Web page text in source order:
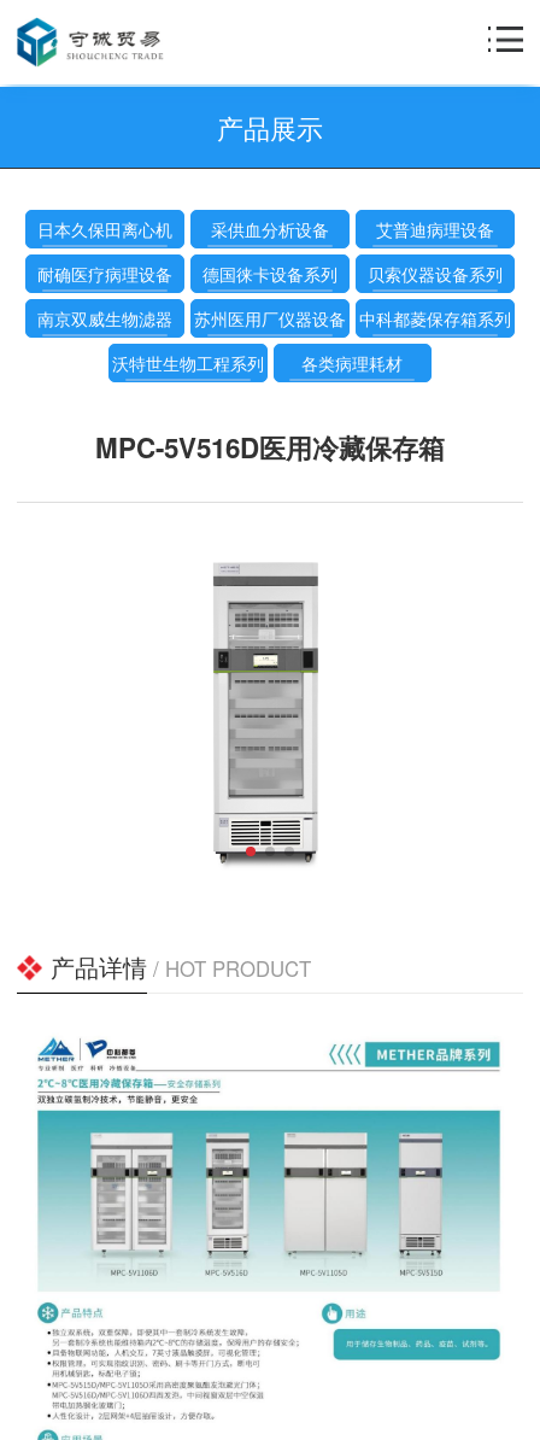
产品展示
日本久保田离心机 采供血分析设备
艾普迪病理设备
耐确医疗病理设备
德国徕卡设备系列
贝索仪器设备系列
南京双威生物滤器
苏州医用厂仪器设备 中科都菱保存箱系列
沃特世生物工程系列
各类病理耗材
MPC-5V516D医用冷藏保存箱
产品详情 / HOT PRODUCT